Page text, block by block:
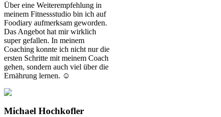
Über eine Weiterempfehlung in
meinem Fitnessstudio bin ich auf
Foodiary aufmerksam geworden.
Das Angebot hat mir wirklich
super gefallen. In meinem
Coaching konnte ich nicht nur die
ersten Schritte mit meinem Coach
gehen, sondern auch viel über die
Ernährung lernen. ☺️
Michael Hochkofler